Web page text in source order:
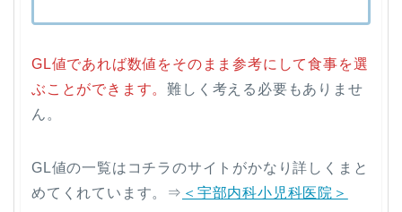
GL値であれば数値をそのまま参考にして食事を選
ぶことができます。難しく考える必要もありませ
ん。
GL値の一覧はコチラのサイトがかなり詳しくまと
めてくれています。⇒ ＜宇部内科小児科医院＞